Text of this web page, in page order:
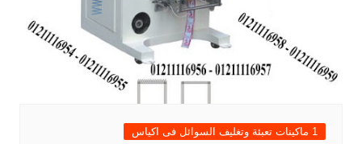
1 ماكينات تعبئة وتغليف السوائل فى اكياس